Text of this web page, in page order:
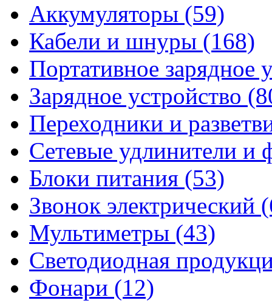
Аккумуляторы (59)
Кабели и шнуры (168)
Портативное зарядное
Зарядное устройство
Переходники и
Сетевые удлинители и
Блоки питания (53)
Звонок электрический
Мультиметры (43)
Светодиодная
Фонари (12)